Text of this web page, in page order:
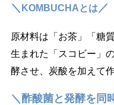
＼ KOMBUCHAとは ／
原材料は「お茶」「糖
生まれた「スコビー」
酵させ、炭酸を加えて作
＼酢酸菌と発酵を同